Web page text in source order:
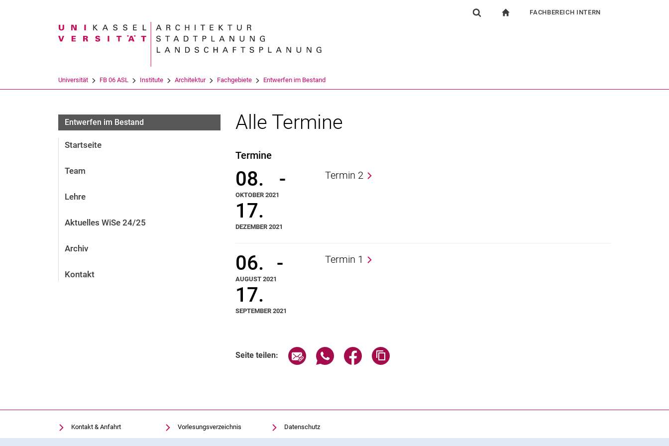
Suchbegriff
FACHBEREICH INTERN
Universität FB 06 ASL Institute Architektur Fachgebiete Entwerfen im Bestand
Aktuelles und Veranstaltungen
Entwerfen im Bestand
Startseite
Team
Lehre
Aktuelles WiSe 24/25
Archiv
Kontakt
Alle Termine
Termine
08.
OKTOBER 2021
-
17.
DEZEMBER 2021
Termin 2
06.
AUGUST 2021
-
17.
SEPTEMBER 2021
Termin 1
Seite teilen: Seite über E-Mail teilen
Seite über WhatsApp teilen (externer Link, öffnet neues Fenster)
Seite über Facebook teilen (externer Link, öffnet neues Fenster)
Kontakt & Anfahrt
Einrichtungen suchen
Vorlesungsverzeichnis
Uni-Bibliothek
Datenschutz
Barrierefreiheit